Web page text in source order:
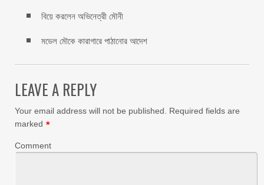
বিয়ে করলেন অভিনেত্রী মৌনী
মডেল মৌকে কারাগারে পাঠানোর আদেশ
LEAVE A REPLY
Your email address will not be published.
Required fields are
marked *
Comment